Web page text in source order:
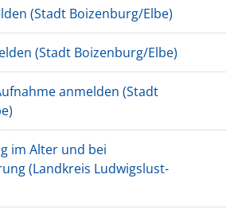
(Stadt Boizenburg/Elbe)
(Stadt Boizenburg/Elbe)
anmelden (Stadt
im Alter und bei
(Landkreis Ludwigslust-